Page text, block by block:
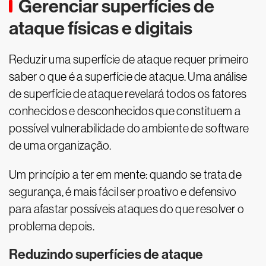
Gerenciar superfícies de
ataque físicas e digitais
Reduzir uma superfície de ataque requer primeiro
saber o que é a superfície de ataque. Uma análise
de superfície de ataque revelará todos os fatores
conhecidos e desconhecidos que constituem a
possível vulnerabilidade do ambiente de software
de uma organização.
Um princípio a ter em mente: quando se trata de
segurança, é mais fácil ser proativo e defensivo
para afastar possíveis ataques do que resolver o
problema depois.
Reduzindo superfícies de ataque